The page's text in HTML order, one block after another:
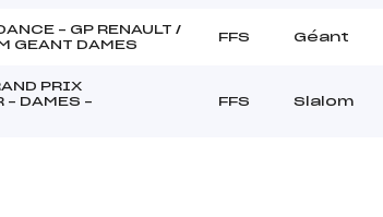
– GP RENAULT /
GEANT DAMES
FFS Géant
PRIX
– DAMES –
FFS Slalom